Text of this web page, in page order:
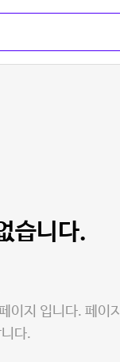
습니다.
이지 입니다. 페이지
다.